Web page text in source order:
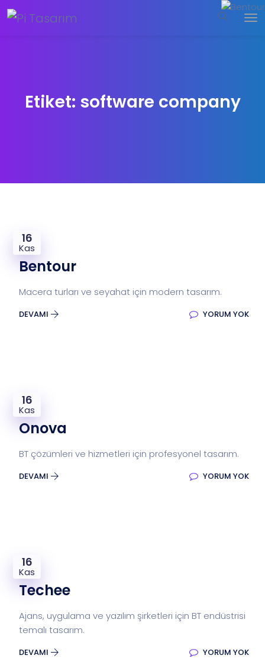
Etiket: software company
16
Kas
Bentour
Macera turları ve seyahat için modern tasarım.
DEVAMI YORUM YOK
16
Kas
Onova
BT çözümleri ve hizmetleri için profesyonel tasarım.
DEVAMI YORUM YOK
16
Kas
Techee
Ajans, uygulama ve yazılım şirketleri için BT endüstrisi
temalı tasarım.
DEVAMI YORUM YOK